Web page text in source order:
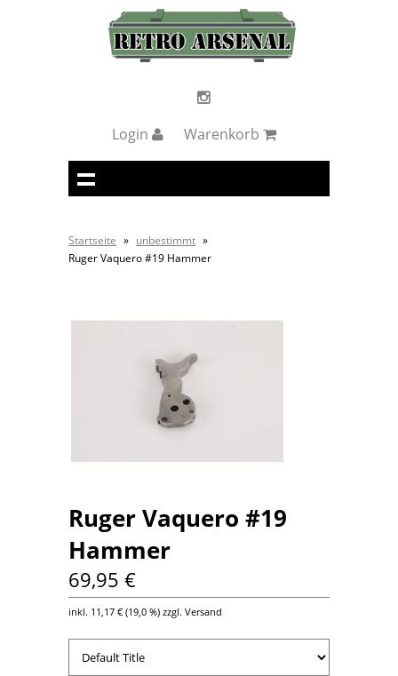
Login Warenkorb
Startseite » unbestimmt »
Ruger Vaquero #19 Hammer
Ruger Vaquero #19
Hammer
69,95 €
inkl. 11,17 € (19,0 %) zzgl. Versand